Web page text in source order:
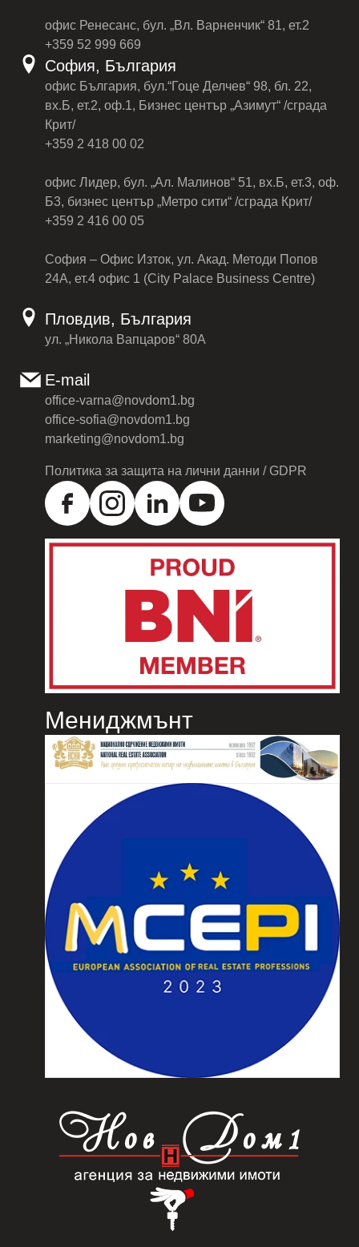
офис Ренесанс, бул. „Вл. Варненчик“ 81, ет.2
+359 52 999 669
София, България
офис България, бул.“Гоце Делчев“ 98, бл. 22,
вх.Б, ет.2, оф.1, Бизнес център „Азимут“ /сграда
Крит/
+359 2 418 00 02
офис Лидер, бул. „Ал. Малинов“ 51, вх.Б, ет.3, оф.
Б3, бизнес център „Метро сити“ /сграда Крит/
+359 2 416 00 05
София – Офис Изток, ул. Акад. Методи Попов
24А, ет.4 офис 1 (City Palace Business Centre)
Пловдив, България
ул. „Никола Вапцаров“ 80А
E-mail
office-varna@novdom1.bg
office-sofia@novdom1.bg
marketing@novdom1.bg
Политика за защита на лични данни / GDPR
Мениджмънт